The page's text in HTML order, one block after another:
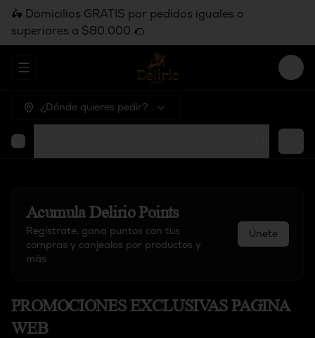
🛵 Domicilios GRATIS por pedidos iguales o
superiores a $80.000 🌮
Abrir menu de navegación
¿Dónde quieres pedir?
AcumulaDelirio Points
Regístrate, gana puntos con tus
compras y canjealos por productos y
más
Únete
PROMOCIONES EXCLUSIVAS PAGINA
WEB